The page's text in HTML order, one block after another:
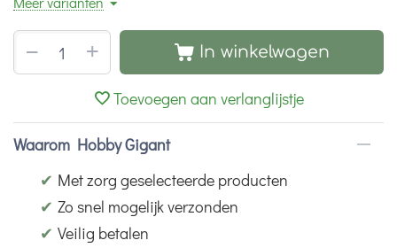
+
− In winkelwagen
Toevoegen aan verlanglijstje
Waarom Hobby Gigant
✔ Met zorg geselecteerde producten
✔ Zo snel mogelijk verzonden
✔ Veilig betalen